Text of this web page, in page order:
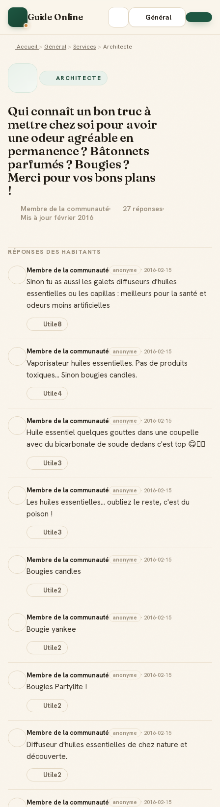
Guide Online Général
Accueil > Général > Services > Architecte
ARCHITECTE
Qui connaît un bon truc à
mettre chez soi pour avoir
une odeur agréable en
permanence ? Bâtonnets
parfumés ? Bougies ?
Merci pour vos bons plans
!
Membre de la communauté
27 réponses
Mis à jour février 2016
RÉPONSES DES HABITANTS
Membre de la communauté anonyme · 2016-02-15
Sinon tu as aussi les galets diffuseurs d'huiles
essentielles ou les capillas : meilleurs pour la santé et
odeurs moins artificielles
Utile8
Membre de la communauté anonyme · 2016-02-15
Vaporisateur huiles essentielles. Pas de produits
toxiques... Sinon bougies candles.
Utile4
Membre de la communauté anonyme · 2016-02-15
Huile essentiel quelques gouttes dans une coupelle
avec du bicarbonate de soude dedans c'est top 😋👌🏻
Utile3
Membre de la communauté anonyme · 2016-02-15
Les huiles essentielles... oubliez le reste, c'est du
poison !
Utile3
Membre de la communauté anonyme · 2016-02-15
Bougies candles
Utile2
Membre de la communauté anonyme · 2016-02-15
Bougie yankee
Utile2
Membre de la communauté anonyme · 2016-02-15
Bougies Partylite !
Utile2
Membre de la communauté anonyme · 2016-02-15
Diffuseur d'huiles essentielles de chez nature et
découverte.
Utile2
Membre de la communauté anonyme · 2016-02-15